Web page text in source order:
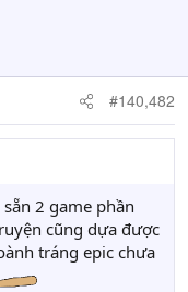
#140,482
2 game phần
cũng dựa được
tráng epic chưa